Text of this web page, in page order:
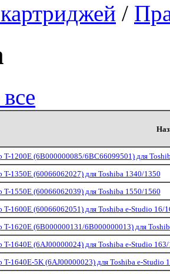
/
T-1200E (6B000000085/6BC66099501) для
T-1350E (60066062027) для Toshiba 1340/1350
T-1550E (60066062039) для Toshiba 1550/1560
T-1600E (60066062051) для Toshiba e-Studio 16/
T-1620E (6B000000131/6B000000013) для
T-1640E (6AJ00000024) для Toshiba e-Studio
T-1640E-5K (6AJ00000023) для Toshiba e-Studio